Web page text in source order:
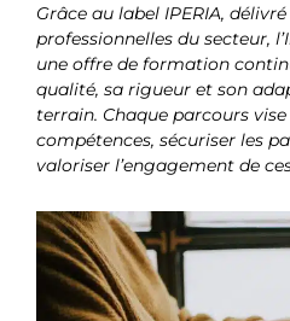
Grâce au label IPERIA,
professionnelles du secteur,
une offre de formation
qualité, sa rigueur et son
terrain. Chaque parcours
compétences, sécuriser les
valoriser l’engagement de